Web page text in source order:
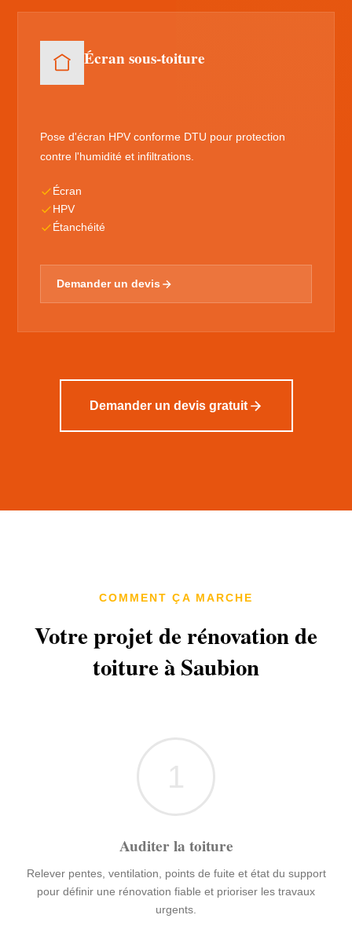
Écran sous-toiture
Pose d'écran HPV conforme DTU pour protection
contre l'humidité et infiltrations.
Écran
HPV
Étanchéité
Demander un devis
Demander un devis gratuit
COMMENT ÇA MARCHE
Votre projet de rénovation de
toiture à Saubion
1
Auditer la toiture
Relever pentes, ventilation, points de fuite et état du support
pour définir une rénovation fiable et prioriser les travaux
urgents.